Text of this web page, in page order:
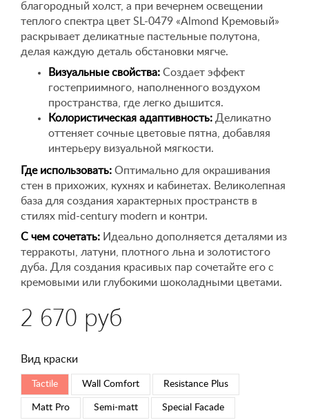
благородный холст, а при вечернем освещении
теплого спектра цвет SL-0479 «Almond Кремовый»
раскрывает деликатные пастельные полутона,
делая каждую деталь обстановки мягче.
Визуальные свойства: Создает эффект
гостеприимного, наполненного воздухом
пространства, где легко дышится.
Колористическая адаптивность: Деликатно
оттеняет сочные цветовые пятна, добавляя
интерьеру визуальной мягкости.
Где использовать: Оптимально для окрашивания
стен в прихожих, кухнях и кабинетах. Великолепная
база для создания характерных пространств в
стилях mid-century modern и контри.
С чем сочетать: Идеально дополняется деталями из
терракоты, латуни, плотного льна и золотистого
дуба. Для создания красивых пар сочетайте его с
кремовыми или глубокими шоколадными цветами.
2 670 руб
Вид краски
Tactile Wall Comfort Resistance Plus
Matt Pro Semi-matt Special Faсade